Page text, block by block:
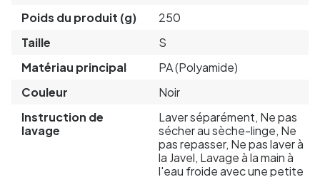
Poids du produit (g)
250
Taille
S
Matériau principal
PA (Polyamide)
Couleur
Noir
Instruction de
lavage
Laver séparément, Ne pas
sécher au sèche-linge, Ne
pas repasser, Ne pas laver à
la Javel, Lavage à la main à
l'eau froide avec une petite